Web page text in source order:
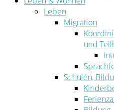
Leben
Migration
und
Schulen,